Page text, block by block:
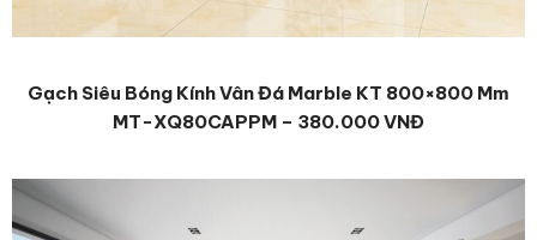
Gạch Siêu Bóng Kính Vân Đá Marble KT 800×800 Mm
MT-XQ80CAPPM – 380.000 VNĐ